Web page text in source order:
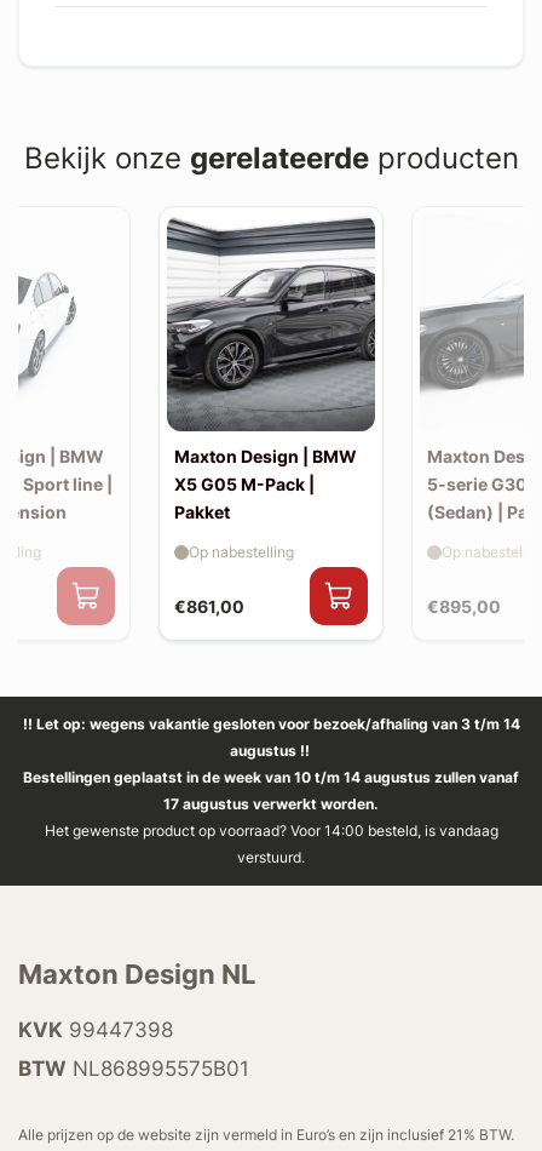
Bekijk onze gerelateerdeproducten
| BMW
Sport line |
Maxton Design | BMW
X5 G05 M-Pack |
Pakket
€861,00
Op nabestelling
Maxton
5-serie G30
(Sedan) |
€895,00
Op
!! Let op: wegens vakantie gesloten voor bezoek/afhaling van 3 t/m 14
augustus !!
Bestellingen geplaatst in de week van 10 t/m 14 augustus zullen vanaf
17 augustus verwerkt worden.
Het gewenste product op voorraad? Voor 14:00 besteld, is vandaag
verstuurd.
Maxton Design NL
KVK 99447398
BTW NL868995575B01
Alle prijzen op de website zijn vermeld in Euro’s en zijn inclusief 21% BTW.